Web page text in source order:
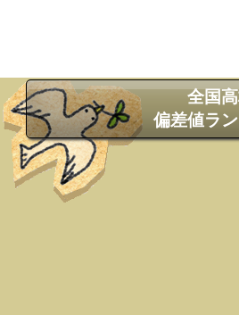
全国
偏差値ラ